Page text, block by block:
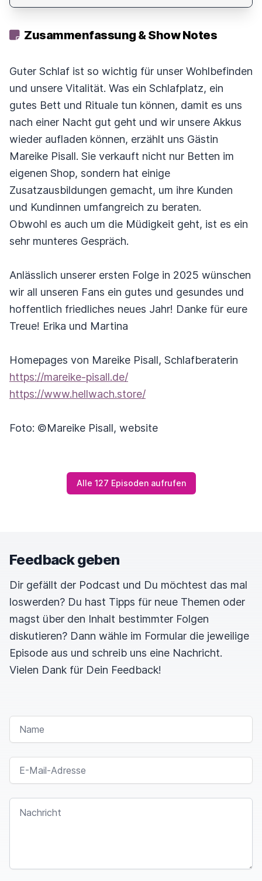
Zusammenfassung & Show Notes
Guter Schlaf ist so wichtig für unser Wohlbefinden
und unsere Vitalität. Was ein Schlafplatz, ein
gutes Bett und Rituale tun können, damit es uns
nach einer Nacht gut geht und wir unsere Akkus
wieder aufladen können, erzählt uns Gästin
Mareike Pisall. Sie verkauft nicht nur Betten im
eigenen Shop, sondern hat einige
Zusatzausbildungen gemacht, um ihre Kunden
und Kundinnen umfangreich zu beraten.
Obwohl es auch um die Müdigkeit geht, ist es ein
sehr munteres Gespräch.
Anlässlich unserer ersten Folge in 2025 wünschen
wir all unseren Fans ein gutes und gesundes und
hoffentlich friedliches neues Jahr! Danke für eure
Treue! Erika und Martina
Homepages von Mareike Pisall, Schlafberaterin
https://mareike-pisall.de/
https://www.hellwach.store/
Foto: ©️Mareike Pisall, website
Alle 127 Episoden aufrufen
Feedback geben
Dir gefällt der Podcast und Du möchtest das mal
loswerden? Du hast Tipps für neue Themen oder
magst über den Inhalt bestimmter Folgen
diskutieren? Dann wähle im Formular die jeweilige
Episode aus und schreib uns eine Nachricht.
Vielen Dank für Dein Feedback!
NAME
E-MAIL-ADRESSE
NACHRICHT